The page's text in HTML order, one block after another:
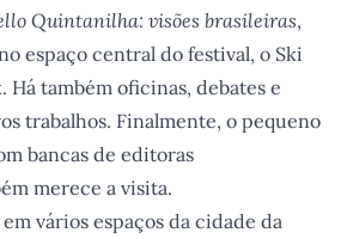
Quintanilha: visões brasileiras,
espaço central do festival, o Ski
Há também oficinas, debates e
trabalhos. Finalmente, o pequeno
bancas de editoras
merece a visita.
vários espaços da cidade da